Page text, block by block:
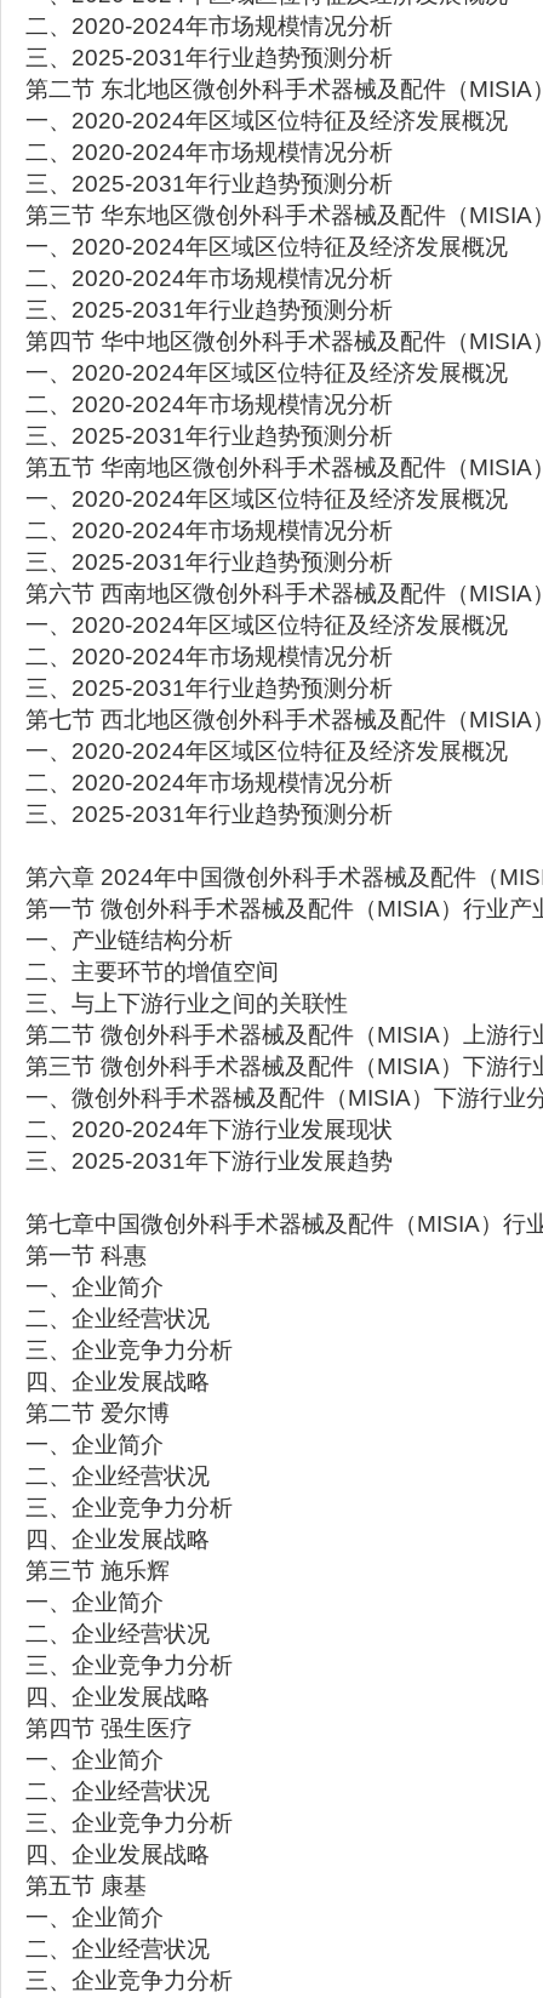
二、2020-2024年市场规模情况分析
三、2025-2031年行业趋势预测分析
第二节 东北地区微创外科手术器械及配件（MISIA
一、2020-2024年区域区位特征及经济发展概况
二、2020-2024年市场规模情况分析
三、2025-2031年行业趋势预测分析
第三节 华东地区微创外科手术器械及配件（MISIA
一、2020-2024年区域区位特征及经济发展概况
二、2020-2024年市场规模情况分析
三、2025-2031年行业趋势预测分析
第四节 华中地区微创外科手术器械及配件（MISIA
一、2020-2024年区域区位特征及经济发展概况
二、2020-2024年市场规模情况分析
三、2025-2031年行业趋势预测分析
第五节 华南地区微创外科手术器械及配件（MISIA
一、2020-2024年区域区位特征及经济发展概况
二、2020-2024年市场规模情况分析
三、2025-2031年行业趋势预测分析
第六节 西南地区微创外科手术器械及配件（MISIA
一、2020-2024年区域区位特征及经济发展概况
二、2020-2024年市场规模情况分析
三、2025-2031年行业趋势预测分析
第七节 西北地区微创外科手术器械及配件（MISIA
一、2020-2024年区域区位特征及经济发展概况
二、2020-2024年市场规模情况分析
三、2025-2031年行业趋势预测分析
第六章 2024年中国微创外科手术器械及配件（
第一节 微创外科手术器械及配件（MISIA）行业产
一、产业链结构分析
二、主要环节的增值空间
三、与上下游行业之间的关联性
第二节 微创外科手术器械及配件（MISIA）上游行
第三节 微创外科手术器械及配件（MISIA）下游行
一、微创外科手术器械及配件（MISIA）下游行业
二、2020-2024年下游行业发展现状
三、2025-2031年下游行业发展趋势
第七章中国微创外科手术器械及配件（MISIA）行
第一节 科惠
一、企业简介
二、企业经营状况
三、企业竞争力分析
四、企业发展战略
第二节 爱尔博
一、企业简介
二、企业经营状况
三、企业竞争力分析
四、企业发展战略
第三节 施乐辉
一、企业简介
二、企业经营状况
三、企业竞争力分析
四、企业发展战略
第四节 强生医疗
一、企业简介
二、企业经营状况
三、企业竞争力分析
四、企业发展战略
第五节 康基
一、企业简介
二、企业经营状况
三、企业竞争力分析